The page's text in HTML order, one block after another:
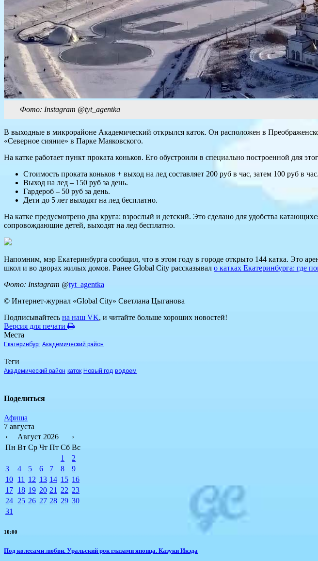
Фото: Instagram @​tyt_agentka
В выходные в микрорайоне Академический открылся каток. Он расположен в
«Северное сияние» в Парке Маяковского.
На катке работает пункт проката коньков. Его обустроили в специально построенной для
Стоимость проката коньков + выход на лед составляет 200 руб в час, затем 100 руб в час.
Выход на лед – 150 руб за день.
Гардероб – 50 руб за день.
Дети до 5 лет выходят на лед бесплатно.
На катке предусмотрено два круга: взрослый и детский. Это сделано для удобства
сопровождающие детей, выходят на лед бесплатно.
Напомним, мэр Екатеринбурга сообщил, что в этом году в городе открыто 144 катка. Это
школ и во дворах жилых домов. Ранее Global City рассказывал о катках Екатеринбурга: где
Фото: Instagram @tyt_agentka
© Интернет-журнал «Global City» Светлана Цыганова
Подписывайтесь на наш VK, и читайте больше хороших новостей!
Версия для печати
Места
Екатеринбург Академический район
Теги
Академический район каток Новый год водоем
Поделиться
Афиша
7 августа
‹
Август 2026
›
Пн Вт Ср Чт Пт Сб Вс
1
2
3
4 5 6 7 8
9
10 11 12 13 14 15 16
17 18 19 20 21 22 23
24 25 26 27 28 29 30
31
10:00
Под колесами любви. Уральский рок глазами японца. Казуки Икэда